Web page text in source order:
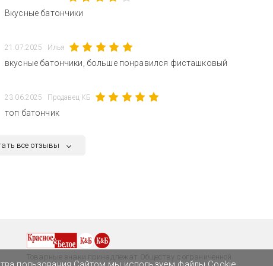
Вкусные батончики
21.07.2025 Илья
вкусные батончики, больше понравился фисташковый
23.06.2025 Продавец КБ
топ батончик
все отзывы
Товарные знаки принадлежат Обществу с ограниченной